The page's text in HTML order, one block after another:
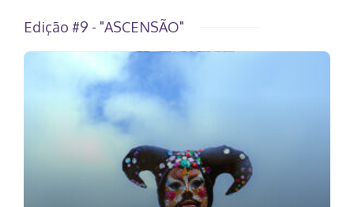
Edição #9 - "ASCENSÃO"